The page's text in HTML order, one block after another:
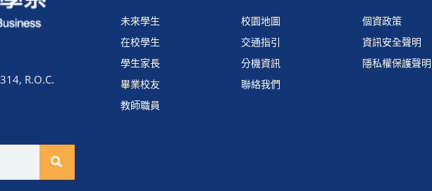
R.O.C.
未來學生
在校學生
學生家長
畢業校友
教師職員
校園地圖
交通指引
分機資訊
聯絡我們
個資政策
資訊安全聲明
隱私權保護聲明